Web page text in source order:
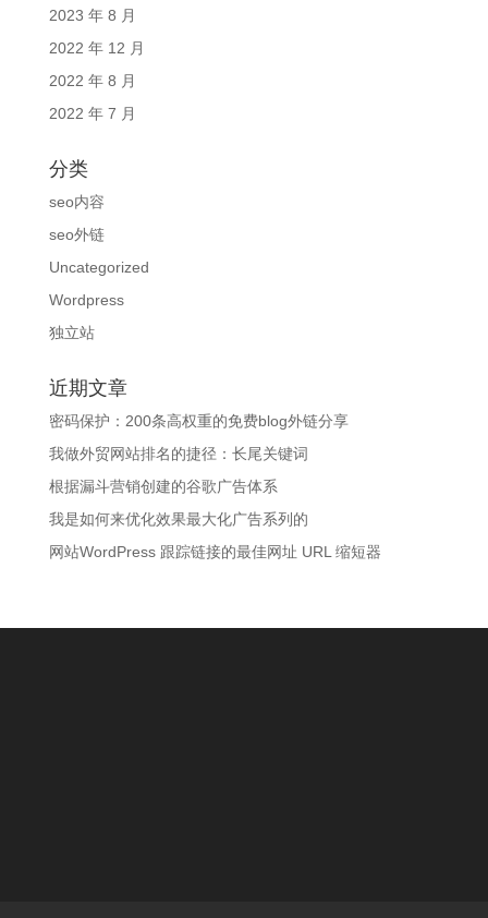
2023 年 8 月
2022 年 12 月
2022 年 8 月
2022 年 7 月
分类
seo内容
seo外链
Uncategorized
Wordpress
独立站
近期文章
密码保护：200条高权重的免费blog外链分享
我做外贸网站排名的捷径：长尾关键词
根据漏斗营销创建的谷歌广告体系
我是如何来优化效果最大化广告系列的
网站WordPress 跟踪链接的最佳网址 URL 缩短器